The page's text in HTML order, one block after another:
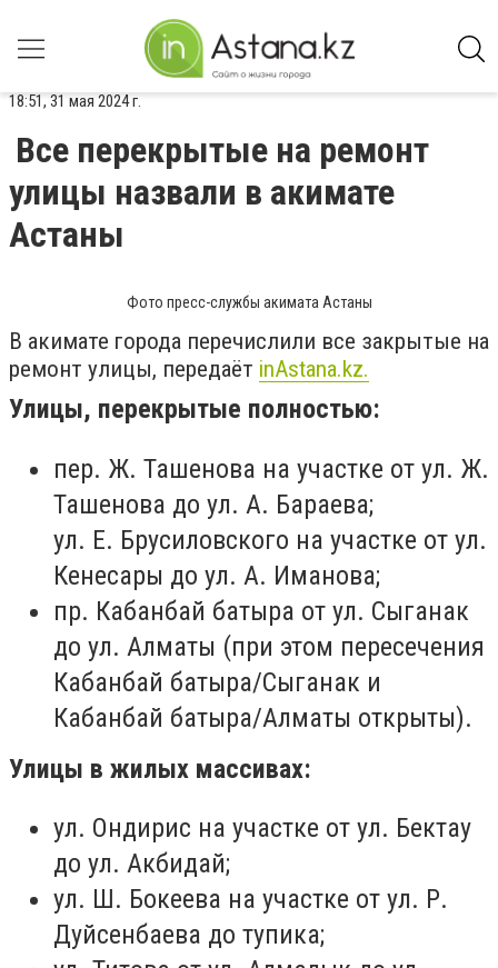
18:51, 31 мая 2024 г.
Все перекрытые на ремонт
улицы назвали в акимате
Астаны
Фото пресс-службы акимата Астаны
В акимате города перечислили все закрытые на
ремонт улицы, передаёт inАstana.kz.
Улицы, перекрытые полностью:
пер. Ж. Ташенова на участке от ул. Ж.
Ташенова до ул. А. Бараева;
ул. Е. Брусиловского на участке от ул.
Кенесары до ул. А. Иманова;
пр. Кабанбай батыра от ул. Сыганак
до ул. Алматы (при этом пересечения
Кабанбай батыра/Сыганак и
Кабанбай батыра/Алматы открыты).
Улицы в жилых массивах:
ул. Ондирис на участке от ул. Бектау
до ул. Акбидай;
ул. Ш. Бокеева на участке от ул. Р.
Дуйсенбаева до тупика;